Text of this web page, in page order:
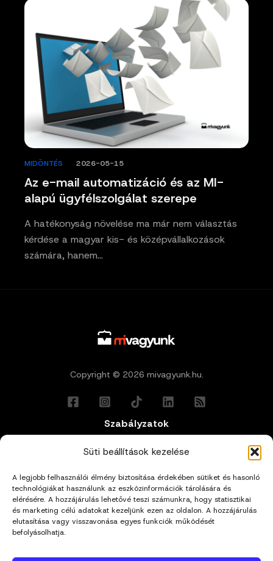
Süti beállítások kezelése
A legjobb felhasználói élmény biztosítása érdekében sütiket és hasonló
technológiákat használunk az eszközinformációk tárolására és
elérésére. A hozzájárulás lehetővé teszi számunkra, hogy statisztikai
és marketing célú adatokat kezeljünk ezen az oldalon. A hozzájárulás
elutasítása vagy visszavonása egyes funkciók működését
befolyásolhatja.
Az e-mail automatizáció és az MI-
alapú ügyfélszolgálat szerepe
MIDÖNTÉS 2026-05-15
A hatékonyság növelése ma már nem választás
kérdése a magyar kis- és középvállalkozások
számára, hanem…
Copyright © 2026 mivagyunk.hu.
Szabályzatok
Általános Felhasználási Feltételek
Adatkezelési Tájékoztató
Impresszum